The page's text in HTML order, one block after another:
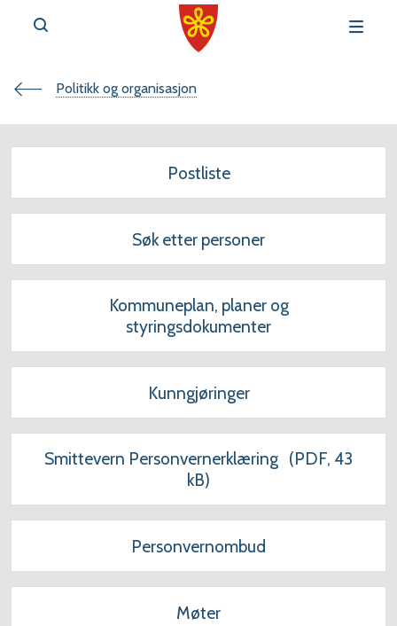
e
p
r
l
Du
er
Politikk og organisasjon
Postliste
Søk etter personer
Kommuneplan, planer og
styringsdokumenter
Kunngjøringer
Smittevern Personvernerklæring (PDF, 43
kB)
Personvernombud
Møter